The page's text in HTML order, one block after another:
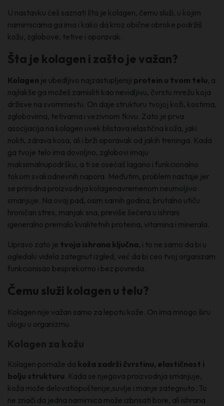
U nastavku ćeš saznati šta je kolagen, čemu služi, u kojim
namirnicama ga ima i kako da kroz obične obroke podržiš
kožu, zglobove, tetive i oporavak.
Šta je kolagen i zašto je važan?
Kolagen je ubedljivo najzastupljeniji protein u tvom telu, a
najlakše ga možeš zamisliti kao nevidljivu, čvrstu mrežu koja
držisve na svommestu. On daje strukturu tvojoj koži, kostima,
zglobovima, tetivama i vezivnom tkivu. Zato je prva
asocijacija na kolagen uvek blistava ielastična koža, jaki
nokti, zdrava kosa, ali i brži oporavak od jakih treninga. Kada
ga tvoje telo ima dovoljno, zglobovi imaju
maksimalnupodršku, a ti se osećaš lagano i funkcionalno
tokom svakodnevnih napora. Međutim, problem nastaje jer
se prirodna proizvodnja kolagenavremenom neumoljivo
smanjuje. Na ovaj pad, osim samih godina, brutalno utiču
hroničan stres, manjak sna, previše šećera u ishrani
igeneralno premalo kvalitetnih proteina, vitamina i minerala.
Upravo zato je tvoja ishrana ključna, i to ne samo da bi u
ogledalu videla zategnut izgled, već da bi ceo tvoj organizam
funkcionisao besprekorno i bez povreda.
Čemu služi kolagen u telu?
Kolagen nije važan samo za lepotu kože. On ima mnogo širu
ulogu u organizmu.
Kolagen za kožu
Kolagen pomaže da koža zadrži čvrstinu, elastičnost i
bolju strukturu. Kada se njegova proizvodnja smanjuje,
koža može delovatiopuštenije,suvlje i manje zategnuto. To
ne znači da jedna namirnica može izbrisati bore, ali ishrana